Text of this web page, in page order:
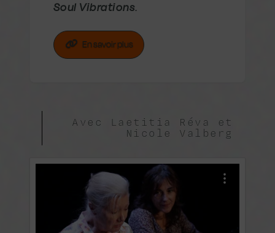
Soul Vibrations.
En savoir plus
Avec Laetitia Réva et
Nicole Valberg